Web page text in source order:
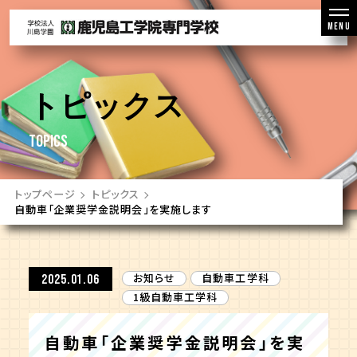
MENU
トピックス
TOPICS
トップページ
トピックス
自動車「企業奨学金説明会」を実施します
2025.01.06 お知らせ
自動車工学科
1級自動車工学科
自動車「企業奨学金説明会」を実